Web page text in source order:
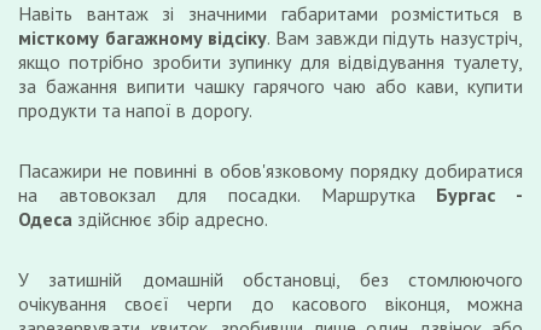
Навіть вантаж зі значними габаритами розміститься в
місткому багажному відсіку. Вам завжди підуть назустріч,
якщо потрібно зробити зупинку для відвідування туалету,
за бажання випити чашку гарячого чаю або кави, купити
продукти та напої в дорогу.
Пасажири не повинні в обов'язковому порядку добиратися
на автовокзал для посадки. МаршруткаБургас -
Одеса здійснює збір адресно.
У затишній домашній обстановці, без стомлюючого
очікування своєї черги до касового віконця, можна